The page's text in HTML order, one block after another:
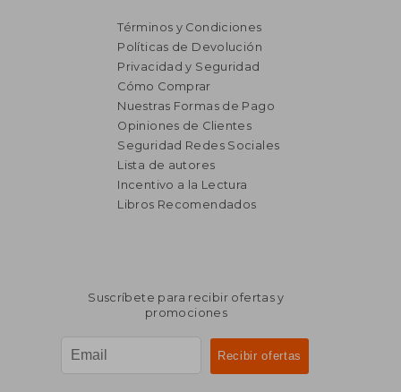
Términos y Condiciones
Políticas de Devolución
Privacidad y Seguridad
Cómo Comprar
Nuestras Formas de Pago
Opiniones de Clientes
Seguridad Redes Sociales
Lista de autores
Incentivo a la Lectura
Libros Recomendados
Suscríbete para recibir ofertas y
promociones